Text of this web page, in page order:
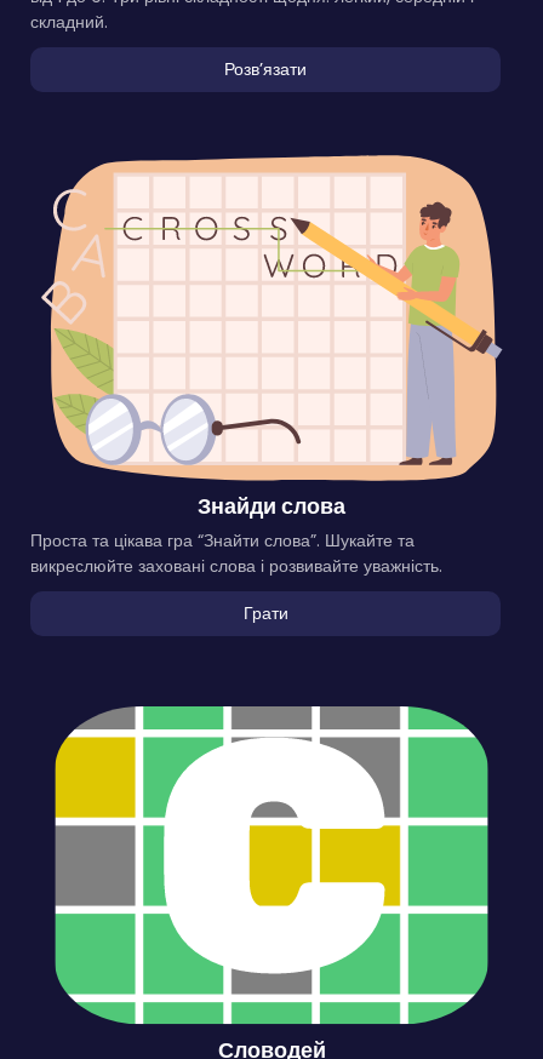
складний.
Розвʼязати
Знайди слова
Проста та цікава гра “Знайти слова”. Шукайте та
викреслюйте заховані слова і розвивайте уважність.
Грати
Словодей